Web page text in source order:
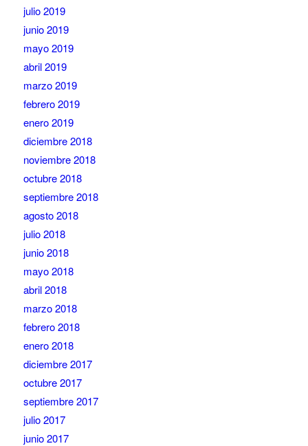
julio 2019
junio 2019
mayo 2019
abril 2019
marzo 2019
febrero 2019
enero 2019
diciembre 2018
noviembre 2018
octubre 2018
septiembre 2018
agosto 2018
julio 2018
junio 2018
mayo 2018
abril 2018
marzo 2018
febrero 2018
enero 2018
diciembre 2017
octubre 2017
septiembre 2017
julio 2017
junio 2017